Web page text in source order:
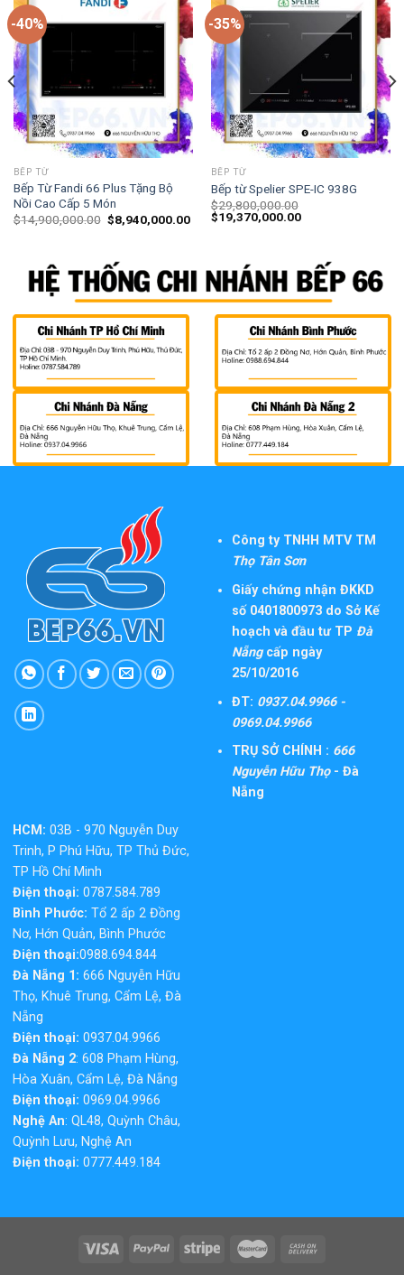
-40%
BẾP TỪ
Bếp Từ Fandi 66 Plus Tặng Bộ
Nồi Cao Cấp 5 Món
$14,900,000.00 $8,940,000.00
-35%
BẾP TỪ
Bếp từ Spelier SPE-IC 938G
$29,800,000.00
$19,370,000.00
Công ty TNHH MTV TM
Thọ Tân Sơn
Giấy chứng nhận ĐKKD
số 0401800973 do Sở Kế
hoạch và đầu tư TP Đà
Nẵngcấp ngày
25/10/2016
ĐT: 0937.04.9966 -
0969.04.9966
TRỤ SỞ CHÍNH : 666
Nguyễn Hữu Thọ- Đà
Nẵng
HCM: 03B - 970 Nguyễn Duy
Trinh, P Phú Hữu, TP Thủ Đức,
TP Hồ Chí Minh
Điện thoại: 0787.584.789
Bình Phước: Tổ 2 ấp 2 Đồng
Nơ, Hớn Quản, Bình Phước
Điện thoại:0988.694.844
Đà Nẵng 1: 666 Nguyễn Hữu
Thọ, Khuê Trung, Cẩm Lệ, Đà
Nẵng
Điện thoại: 0937.04.9966
Đà Nẵng 2: 608 Phạm Hùng,
Hòa Xuân, Cẩm Lệ, Đà Nẵng
Điện thoại: 0969.04.9966
Nghệ An: QL48, Quỳnh Châu,
Quỳnh Lưu, Nghệ An
Điện thoại: 0777.449.184